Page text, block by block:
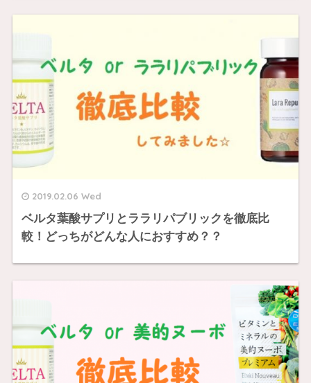
2019.02.06 Wed
ベルタ葉酸サプリとララリパブリックを徹底比
較！どっちがどんな人におすすめ？？